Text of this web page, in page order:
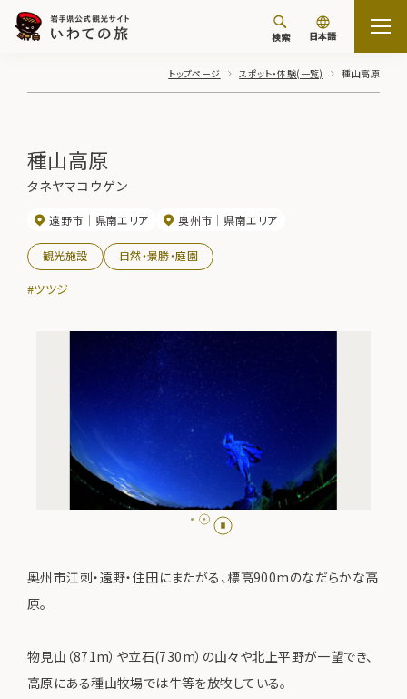
検索 日本語
トップページ スポット・体験(一覧) 種山高原
種山高原
タネヤマコウゲン
遠野市 県南エリア 奥州市 県南エリア
観光施設 自然・景勝・庭園
#ツツジ
奥州市江刺・遠野・住田にまたがる、標高900mのなだらかな高
原。
物見山（871m）や立石(730m）の山々や北上平野が一望でき、
高原にある種山牧場では牛等を放牧している。